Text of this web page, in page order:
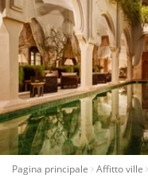
Pagina principale Affitto ville